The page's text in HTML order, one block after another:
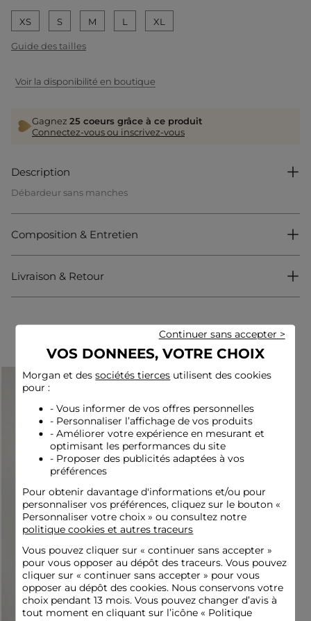
XS S M L XL
Guide des tailles
Voir la disponibilité en boutique
Gagnez 25 coeurs grâce à ce produit
Connectez-vous ou inscrivez-vous
Description
Débardeur sans manches
Col rond
Effet côtelé
Fils métallisés
Référence : 32536311031951088 252-DESI
Catégorie :Débardeurs femme
Composition & Entretien
Livraison & Retour
VOS DONNEES, VOTRE CHOIX
Morgan et dessociétés tierces utilisent des cookies
pour :
- Vous informer de vos offres personnelles
- Personnaliser l’affichage de vos produits
- Améliorer votre expérience en mesurant et
optimisant les performances du site
- Proposer des publicités adaptées à vos
préférences
Pour obtenir davantage d'informations et/ou pour
personnaliser vos préférences, cliquez sur le bouton «
Personnaliser votre choix » ou consultez notre
politique cookies et autres traceurs
Vous pouvez cliquer sur « continuer sans accepter»
pour vous opposer au dépôt des traceurs. Vous pouvez
cliquer sur « continuer sans accepter » pour vous
opposer au dépôt des cookies. Nous conservons votre
choix pendant 13 mois. Vous pouvez changer d’avis à
tout moment en cliquant sur l’icône « Politique
Continuer sans accepter >